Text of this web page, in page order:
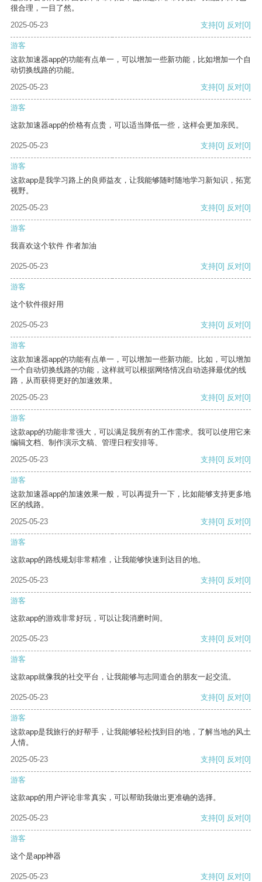
很合理，一目了然。
2025-05-23
支持[0] 反对[0]
游客
这款加速器app的功能有点单一，可以增加一些新功能，比如增加一个自
动切换线路的功能。
2025-05-23
支持[0] 反对[0]
游客
这款加速器app的价格有点贵，可以适当降低一些，这样会更加亲民。
2025-05-23 支持[0] 反对[0]
游客
这款app是我学习路上的良师益友，让我能够随时随地学习新知识，拓宽
视野。
2025-05-23
支持[0] 反对[0]
游客
我喜欢这个软件 作者加油
2025-05-23 支持[0] 反对[0]
游客
这个软件很好用
2025-05-23 支持[0] 反对[0]
游客
这款加速器app的功能有点单一，可以增加一些新功能。比如，可以增加
一个自动切换线路的功能，这样就可以根据网络情况自动选择最优的线
路，从而获得更好的加速效果。
2025-05-23
支持[0] 反对[0]
游客
这款app的功能非常强大，可以满足我所有的工作需求。我可以使用它来
编辑文档、制作演示文稿、管理日程安排等。
2025-05-23
支持[0] 反对[0]
游客
这款加速器app的加速效果一般，可以再提升一下，比如能够支持更多地
区的线路。
2025-05-23
支持[0] 反对[0]
游客
这款app的路线规划非常精准，让我能够快速到达目的地。
2025-05-23 支持[0] 反对[0]
游客
这款app的游戏非常好玩，可以让我消磨时间。
2025-05-23 支持[0] 反对[0]
游客
这款app就像我的社交平台，让我能够与志同道合的朋友一起交流。
2025-05-23 支持[0] 反对[0]
游客
这款app是我旅行的好帮手，让我能够轻松找到目的地，了解当地的风土
人情。
2025-05-23
支持[0] 反对[0]
游客
这款app的用户评论非常真实，可以帮助我做出更准确的选择。
2025-05-23 支持[0] 反对[0]
游客
这个是app神器
2025-05-23 支持[0] 反对[0]